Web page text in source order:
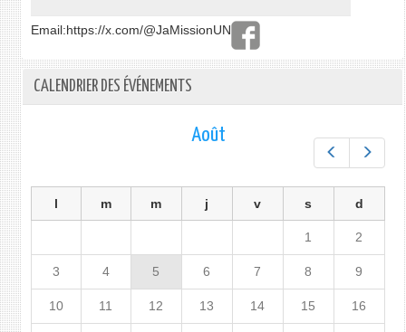
Email:https://x.com/@JaMissionUN
CALENDRIER DES ÉVÉNEMENTS
Préc.
Août
l m m j v s d
1 2
3 4 5 6 7 8 9
10 11 12 13 14 15 16